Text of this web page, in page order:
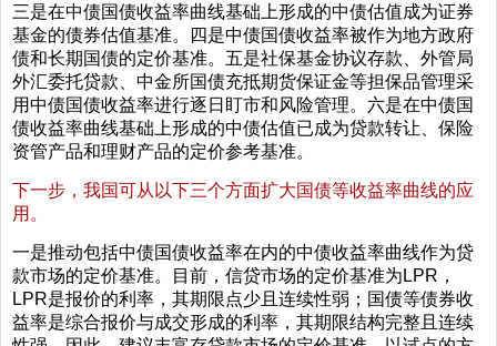
三是在中债国债收益率曲线基础上形成的中债估值成为证券
基金的债券估值基准。四是中债国债收益率被作为地方政府
债和长期国债的定价基准。五是社保基金协议存款、外管局
外汇委托贷款、中金所国债充抵期货保证金等担保品管理采
用中债国债收益率进行逐日盯市和风险管理。六是在中债国
债收益率曲线基础上形成的中债估值已成为贷款转让、保险
资管产品和理财产品的定价参考基准。
下一步，我国可从以下三个方面扩大国债等收益率曲线的应
用。
一是推动包括中债国债收益率在内的中债收益率曲线作为贷
款市场的定价基准。目前，信贷市场的定价基准为LPR，
LPR是报价的利率，其期限点少且连续性弱；国债等债券收
益率是综合报价与成交形成的利率，其期限结构完整且连续